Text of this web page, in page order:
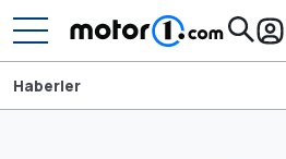
Haberler